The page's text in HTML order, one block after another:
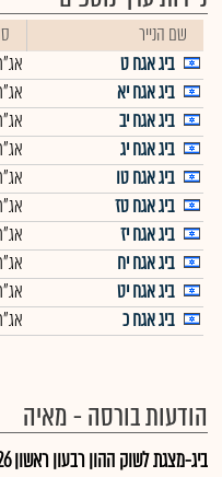
שם הנייר
ביג אגח ט
ביג אגח יא
ביג אגח יב
ביג אגח יג
ביג אגח טו
ביג אגח טז
ביג אגח יז
ביג אגח יח
ביג אגח יט
ביג אגח כ
הודעות בורסה - מאיה
ביג-מצגת לשוק ההון רבעון ראשון 2026